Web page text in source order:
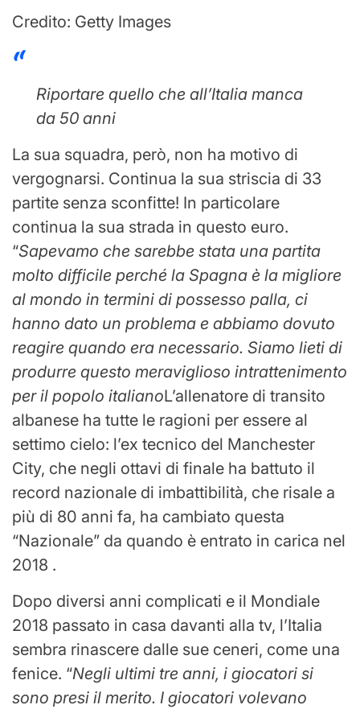
Credito: Getty Images
Riportare quello che all’Italia manca
da 50 anni
La sua squadra, però, non ha motivo di
vergognarsi. Continua la sua striscia di 33
partite senza sconfitte! In particolare
continua la sua strada in questo euro.
“Sapevamo che sarebbe stata una partita
molto difficile perché la Spagna è la migliore
al mondo in termini di possesso palla, ci
hanno dato un problema e abbiamo dovuto
reagire quando era necessario. Siamo lieti di
produrre questo meraviglioso intrattenimento
per il popolo italianoL’allenatore di transito
albanese ha tutte le ragioni per essere al
settimo cielo: l’ex tecnico del Manchester
City, che negli ottavi di finale ha battuto il
record nazionale di imbattibilità, che risale a
più di 80 anni fa, ha cambiato questa
“Nazionale” da quando è entrato in carica nel
2018 .
Dopo diversi anni complicati e il Mondiale
2018 passato in casa davanti alla tv, l’Italia
sembra rinascere dalle sue ceneri, come una
fenice. “Negli ultimi tre anni, i giocatori si
sono presi il merito. I giocatori volevano